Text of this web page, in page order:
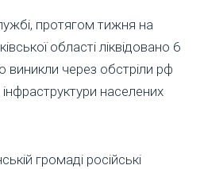
протягом тижня на
області ліквідовано 6
виникли через обстріли рф
населених
громаді російські